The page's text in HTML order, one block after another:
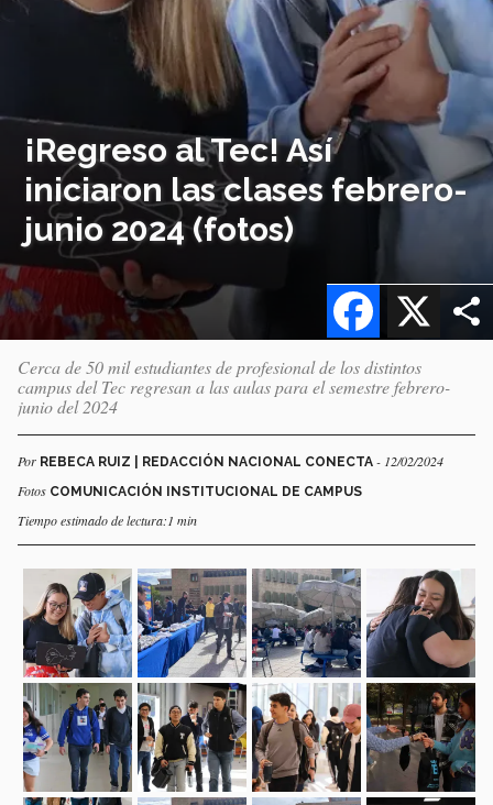
¡Regreso al Tec! Así
iniciaron las clases febrero-
junio 2024 (fotos)
X
Facebook
Cerca de 50 mil estudiantes de profesional de los distintos
campus del Tec regresan a las aulas para el semestre febrero-
junio del 2024
Por REBECA RUIZ | REDACCIÓN NACIONAL CONECTA - 12/02/2024
Fotos COMUNICACIÓN INSTITUCIONAL DE CAMPUS
Tiempo estimado de lectura:1 min